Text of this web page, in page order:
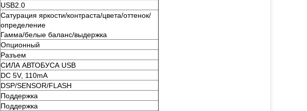
USB2.0
Сатурация яркости/контраста/цвета/оттенок/
определение
Гамма/белые баланс/выдержка
Опционный
Разъем
СИЛА АВТОБУСА USB
DC 5V, 110mA
DSP/SENSOR/FLASH
Поддержка
Поддержка